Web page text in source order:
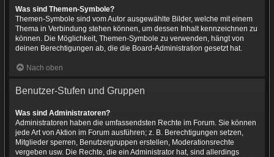
Was sind Themen-Symbole?
Themen-Symbole sind vom Autor ausgewählte Bilder, welche mit einem
Thema in Verbindung stehen können, um dessen Inhalt kennzeichnen zu
können. Die Möglichkeit, Themen-Symbole zu verwenden, hängt von
deinen Berechtigungen ab, die die Board-Administration gesetzt hat.
Nach oben
Benutzer-Stufen und Gruppen
Was sind Administratoren?
Administratoren haben die umfassendsten Rechte im Forum. Sie können
jede Art von Aktion im Forum ausführen; z. B. Berechtigungen setzen,
Mitglieder sperren, Benutzergruppen erstellen, Moderationsrechte
vergeben usw. Die Rechte, die ein Administrator hat, sind allerdings